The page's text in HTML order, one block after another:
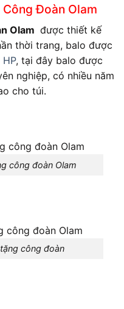
Đoàn Olam
Olam được thiết kế
thời trang, balo được
, tại đây balo được
nghiệp, có nhiều năm
cho túi.
công đoàn Olam
công đoàn